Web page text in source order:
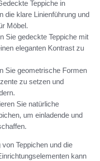
Teppiche in
die klare Linienführung und
Möbel.
Sie gedeckte Teppiche mit
eleganten Kontrast zu
Sie geometrische Formen
zu setzen und
Sie natürliche
um einladende und
Teppichen und die
kann